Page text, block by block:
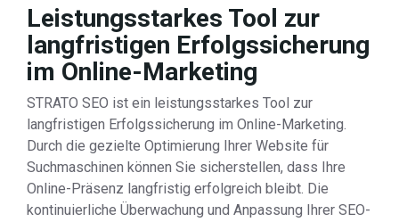
Leistungsstarkes Tool zur
langfristigen Erfolgssicherung
im Online-Marketing
STRATO SEO ist ein leistungsstarkes Tool zur
langfristigen Erfolgssicherung im Online-Marketing.
Durch die gezielte Optimierung Ihrer Website für
Suchmaschinen können Sie sicherstellen, dass Ihre
Online-Präsenz langfristig erfolgreich bleibt. Die
kontinuierliche Überwachung und Anpassung Ihrer SEO-